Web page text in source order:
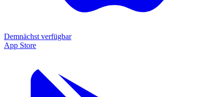
Demnächst verfügbar
App Store